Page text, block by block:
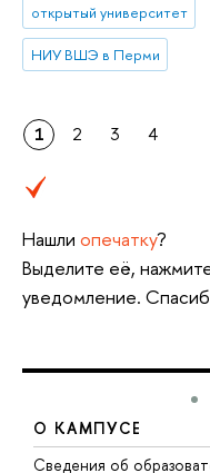
открытый университет
НИУ ВШЭ в Перми
1 2 3 4
Нашли опечатку?
Выделите её,
уведомление.
О КАМПУСЕ
Сведения об